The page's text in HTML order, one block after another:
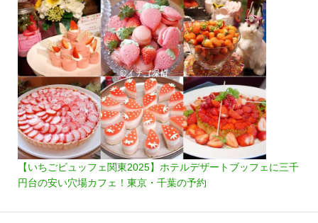
【いちごビュッフェ関東2025】ホテルデザートブッフェに三千
円台の安い穴場カフェ！東京・千葉の予約